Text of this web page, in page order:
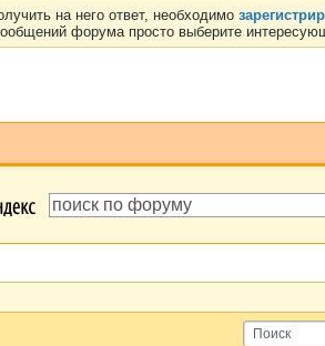
на него ответ, необходимо
форума просто выберите